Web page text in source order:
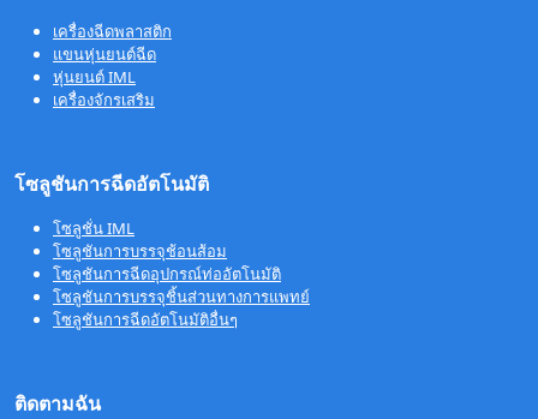
เครื่องฉีดพลาสติก
แขนหุ่นยนต์ฉีด
หุ่นยนต์ IML
เครื่องจักรเสริม
โซลูชันการฉีดอัตโนมัติ
โซลูชั่น IML
โซลูชันการบรรจุช้อนส้อม
โซลูชันการฉีดอุปกรณ์ท่ออัตโนมัติ
โซลูชันการบรรจุชิ้นส่วนทางการแพทย์
โซลูชันการฉีดอัตโนมัติอื่นๆ
ติดตามฉัน